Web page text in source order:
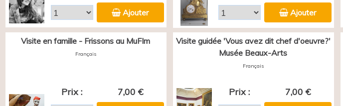
Ajouter Ajouter
Visite en famille - Frissons au MuFIm
Français
Prix : 7,00 €
Visite guidée 'Vous avez dit chef d'oeuvre?'
Musée Beaux-Arts
Français
Prix : 7,00 €